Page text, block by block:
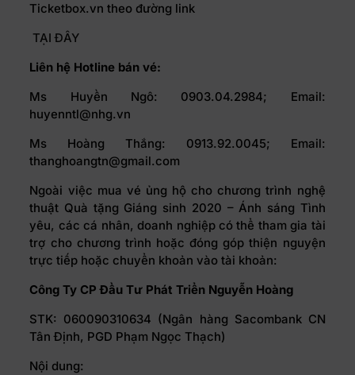
Ticketbox.vn theo đường link
TẠI ĐÂY
Liên hệ Hotline bán vé:
Ms Huyền Ngô: 0903.04.2984; Email:
huyenntl@nhg.vn
Ms Hoàng Thắng: 0913.92.0045; Email:
thanghoangtn@gmail.com
Ngoài việc mua vé ủng hộ cho chương trình nghệ
thuật Quà tặng Giáng sinh 2020 – Ánh sáng Tình
yêu, các cá nhân, doanh nghiệp có thể tham gia tài
trợ cho chương trình hoặc đóng góp thiện nguyện
trực tiếp hoặc chuyển khoản vào tài khoản:
Công Ty CP Đầu Tư Phát Triển Nguyễn Hoàng
STK: 060090310634 (Ngân hàng Sacombank CN
Tân Định, PGD Phạm Ngọc Thạch)
Nội dung: